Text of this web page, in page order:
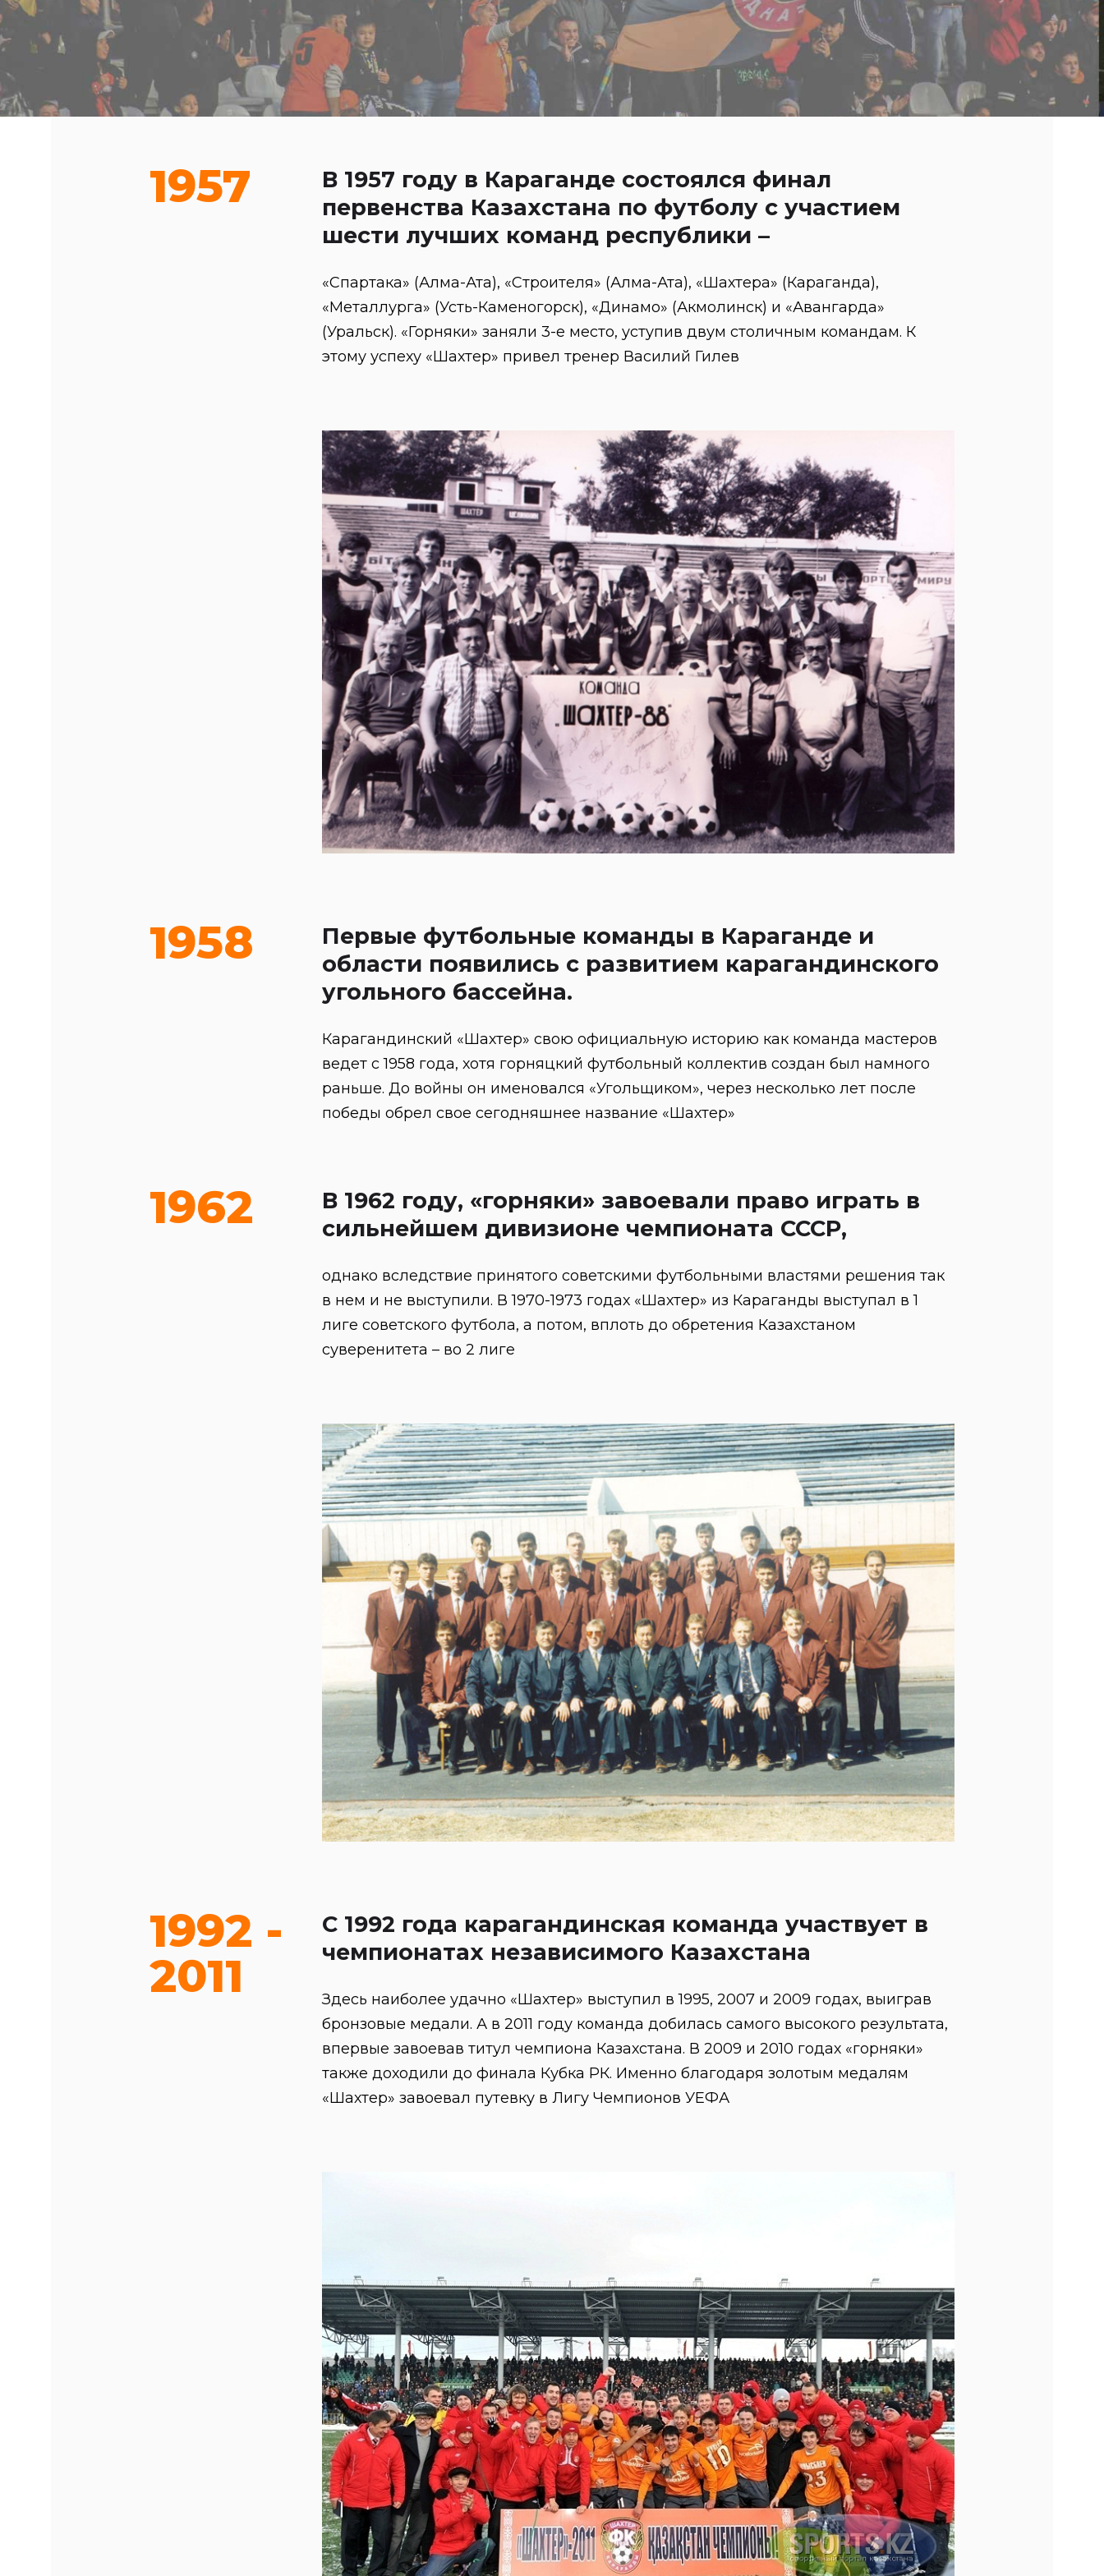
1957
В 1957 году в Караганде состоялся финал
первенства Казахстана по футболу с участием
шести лучших команд республики –
«Спартака» (Алма-Ата), «Строителя» (Алма-Ата), «Шахтера» (Караганда),
«Металлурга» (Усть-Каменогорск), «Динамо» (Акмолинск) и «Авангарда»
(Уральск). «Горняки» заняли 3-е место, уступив двум столичным командам. К
этому успеху «Шахтер» привел тренер Василий Гилев
1958
Первые футбольные команды в Караганде и
области появились с развитием карагандинского
угольного бассейна.
Карагандинский «Шахтер» свою официальную историю как команда мастеров
ведет с 1958 года, хотя горняцкий футбольный коллектив создан был намного
раньше. До войны он именовался «Угольщиком», через несколько лет после
победы обрел свое сегодняшнее название «Шахтер»
1962
В 1962 году, «горняки» завоевали право играть в
сильнейшем дивизионе чемпионата СССР,
однако вследствие принятого советскими футбольными властями решения так
в нем и не выступили. В 1970-1973 годах «Шахтер» из Караганды выступал в 1
лиге советского футбола, а потом, вплоть до обретения Казахстаном
суверенитета – во 2 лиге
1992 -
2011
C 1992 года карагандинская команда участвует в
чемпионатах независимого Казахстана
Здесь наиболее удачно «Шахтер» выступил в 1995, 2007 и 2009 годах, выиграв
бронзовые медали. А в 2011 году команда добилась самого высокого результата,
впервые завоевав титул чемпиона Казахстана. В 2009 и 2010 годах «горняки»
также доходили до финала Кубка РК. Именно благодаря золотым медалям
«Шахтер» завоевал путевку в Лигу Чемпионов УЕФА